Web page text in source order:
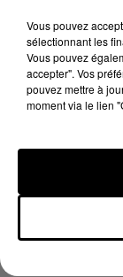
15 mai 2026 - 3
LES INFOS
Vous pouvez
sélectionnant les
Vous pouvez
accepter". Vos
pouvez mettre à
moment via le lien